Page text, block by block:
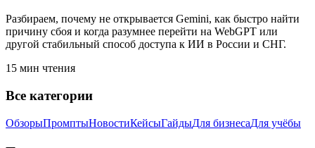
Разбираем, почему не открывается Gemini, как быстро найти
причину сбоя и когда разумнее перейти на WebGPT или
другой стабильный способ доступа к ИИ в России и СНГ.
15 мин чтения
Все категории
ОбзорыПромптыНовостиКейсыГайдыДля бизнесаДля учёбы